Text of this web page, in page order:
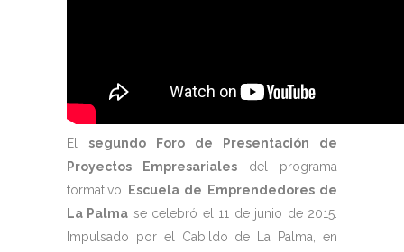
El segundo Foro de Presentación de
Proyectos Empresariales del programa
formativo
Escuela de Emprendedores de
La Palma se celebró el 11 de junio de 2015.
Impulsado por el Cabildo de La Palma, en